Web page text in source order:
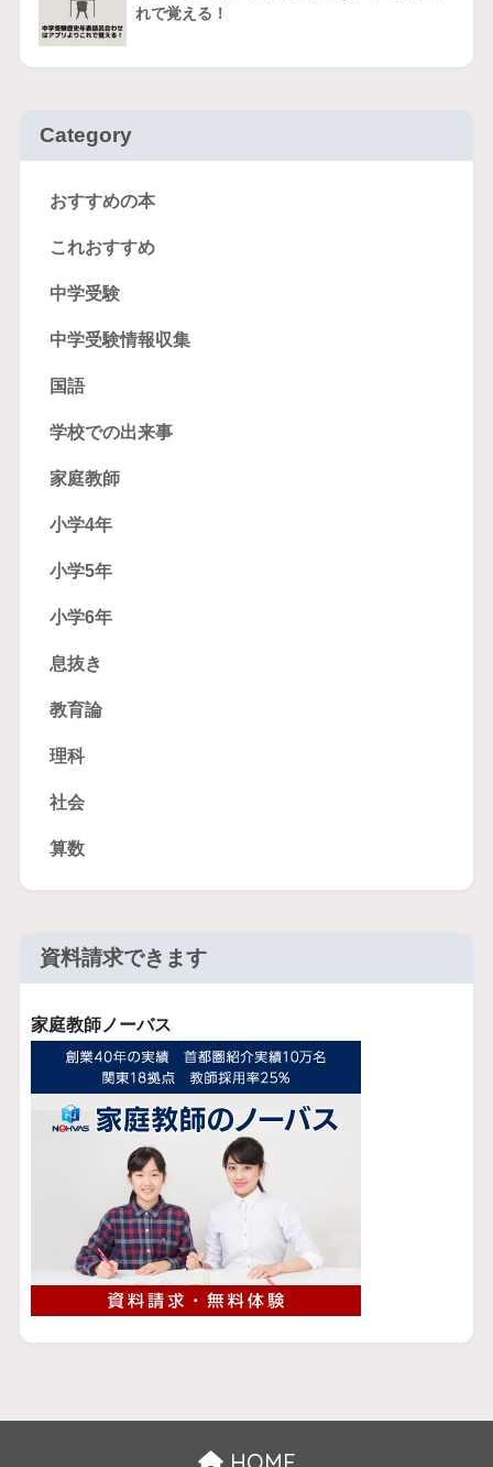
れで覚える！
Category
おすすめの本
これおすすめ
中学受験
中学受験情報収集
国語
学校での出来事
家庭教師
小学4年
小学5年
小学6年
息抜き
教育論
理科
社会
算数
資料請求できます
家庭教師ノーバス